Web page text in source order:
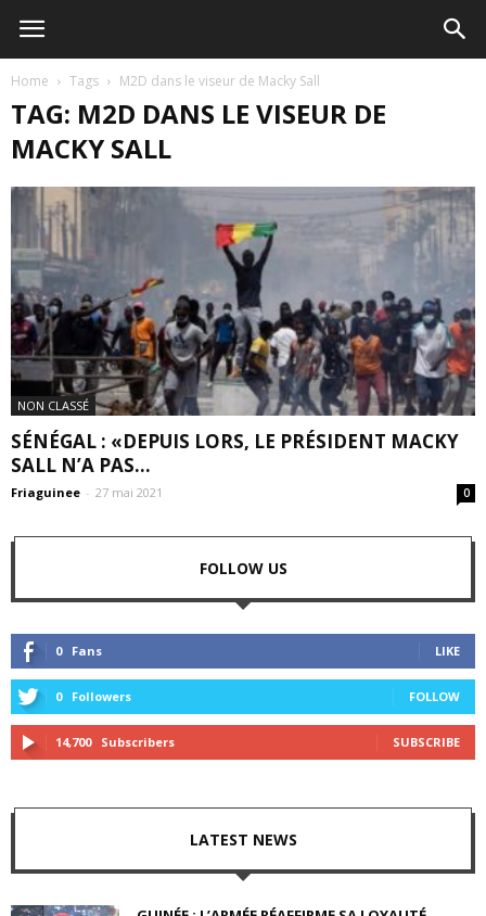
Home Tags M2D dans le viseur de Macky Sall
TAG: M2D DANS LE VISEUR DE
MACKY SALL
NON CLASSÉ
SÉNÉGAL : «DEPUIS LORS, LE PRÉSIDENT MACKY
SALL N’A PAS...
Friaguinee - 27 mai 2021 0
FOLLOW US
0 Fans LIKE
0 Followers FOLLOW
14,700 Subscribers SUBSCRIBE
LATEST NEWS